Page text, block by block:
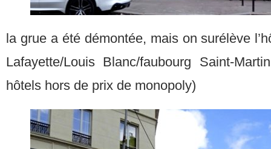
la grue a été démontée, mais on surélève
Lafayette/Louis Blanc/faubourg Saint-
hôtels hors de prix de monopoly)